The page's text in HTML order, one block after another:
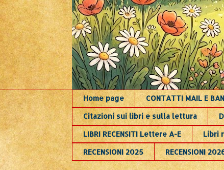
Home page CONTATTI MAIL E
Citazioni sui libri e sulla lettura
LIBRI RECENSITI Lettere A-E Libri
RECENSIONI 2025 RECENSIONI